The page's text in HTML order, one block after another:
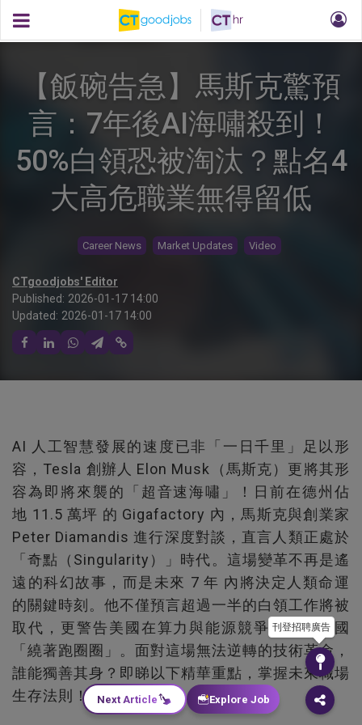
【飯碗告急】馬斯克驚預
言：7年後AI海嘯殺到！
50%白領恐被淘汰？點名4
大高危職業無得留低
Career News Market Updates Video
CTgoodjobs' Editor
Published: 2026-01-17 14:00
Updated: 2026-01-17 14:00
AI 人工智慧發展的速度已非「一日千里」足以形
容，Tesla 創辦人 Elon Musk（馬斯克）更將其形
容為即將來襲的「超音速海嘯」！日前在德州佔
地 11.5 萬坪 的 Gigafactory 內，馬斯克與創業家
Peter Diamandis 進行深度對談，直言人類正處於
「奇點（Singularity）」時代。這場變革不再是遙
遠的科幻故事，而是未來 7 年 內將決定人類命運
的關鍵時刻。他不僅預言超過一半的白領工作將被
取代，更警告美國在算力與能源競爭上已被中國
「繞著跑圈圈」。面對這場無法逆轉的技術革命，
誰能獨善其身？即睇以下精華重點，掌握未來職場
生存法則！
刊登招聘廣告
Next Article Explore Job